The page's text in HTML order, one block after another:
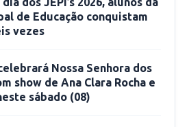
outras obras deverão
do senador Renan
de Educação conquistam
vezes
Nossa Senhora dos
show de Ana Clara Rocha e
sábado (08)